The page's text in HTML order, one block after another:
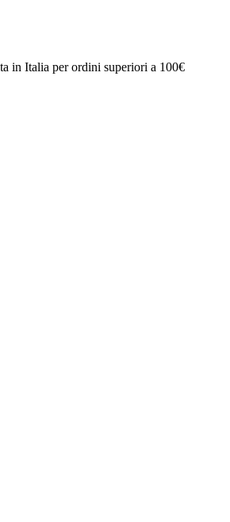
in Italia per ordini superiori a 100€